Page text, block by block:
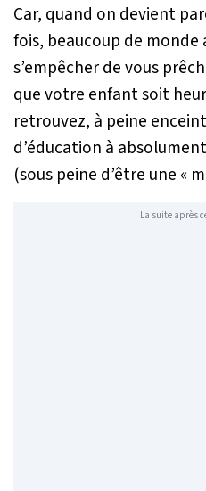
Car, quand on devient
fois, beaucoup de
s’empêcher de vous
que votre enfant soit
retrouvez, à peine
d’éducation à
(sous peine d’être une «
La suite après